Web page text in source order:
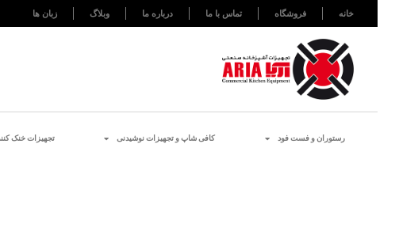
خانه فروشگاه تماس با ما درباره ما وبلاگ زبان ها
رستوران و فست فود کافی شاپ و تجهیزات نوشیدنی تجهیزات خنک